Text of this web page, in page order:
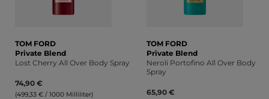
TOM FORD
Private Blend
Lost Cherry All Over Body Spray
74,90 €
(499,33 € / 1000 Milliliter)
TOM FORD
Private Blend
Neroli Portofino All Over Body
Spray
65,90 €